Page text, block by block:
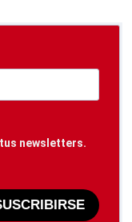
newsletters.